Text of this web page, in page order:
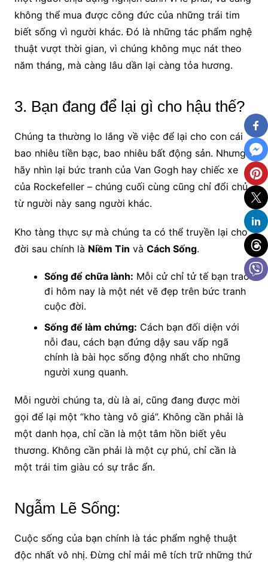
không thể mua được công đức của những trái tim
biết sống vì người khác. Đó là những tác phẩm nghệ
thuật vượt thời gian, vì chúng không mục nát theo
năm tháng, mà càng lâu dần lại càng tỏa hương.
3. Bạn đang để lại gì cho hậu thế?
Chúng ta thường lo lắng về việc để lại cho con cái
bao nhiêu tiền bạc, bao nhiêu bất động sản. Nhưng
hãy nhìn lại bức tranh của Van Gogh hay chiếc xe
của Rockefeller – chúng cuối cùng cũng chỉ đổi chủ
từ người này sang người khác.
Kho tàng thực sự mà chúng ta có thể truyền lại cho
đời sau chính là Niềm Tin và Cách Sống.
Sống để chữa lành: Mỗi cử chỉ tử tế bạn trao
đi hôm nay là một nét vẽ đẹp trên bức tranh
cuộc đời.
Sống để làm chứng: Cách bạn đối diện với
nỗi đau, cách bạn đứng dậy sau vấp ngã
chính là bài học sống động nhất cho những
người xung quanh.
Mỗi người chúng ta, dù là ai, cũng đang được mời
gọi để lại một “kho tàng vô giá”. Không cần phải là
một danh họa, chỉ cần là một tâm hồn biết yêu
thương. Không cần phải là một cự phú, chỉ cần là
một trái tim giàu có sự trắc ẩn.
Ngẫm Lẽ Sống:
Cuộc sống của bạn chính là tác phẩm nghệ thuật
độc nhất vô nhị. Đừng chỉ mải mê tích trữ những thứ